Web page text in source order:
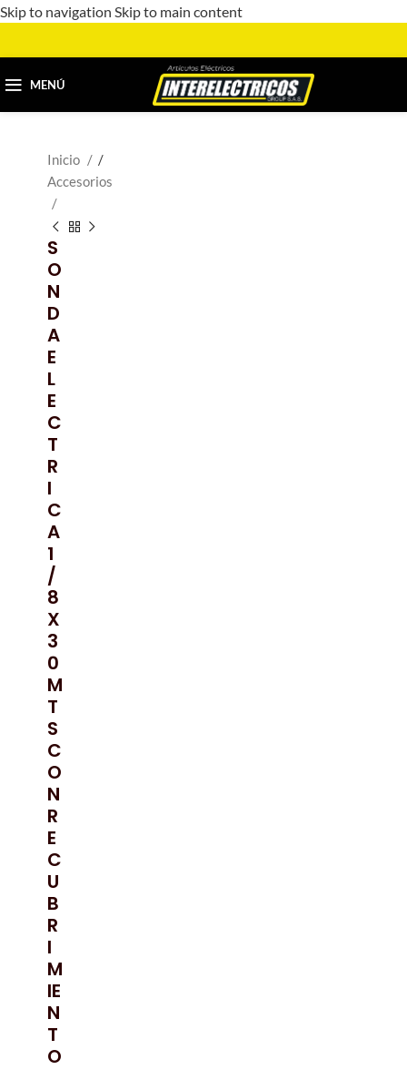
Skip to navigation Skip to main content
MENÚ
Inicio
/
Accesorios
S
O
N
D
A
E
L
E
C
T
R
I
C
A
1
/
8
X
3
0
M
T
S
C
O
N
R
E
C
U
B
R
I
M
IE
N
T
O